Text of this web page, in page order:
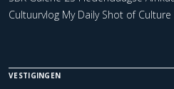
Cultuurvlog My Daily Shot of Culture
VESTIGINGEN